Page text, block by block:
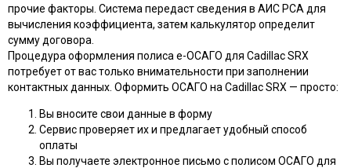
прочие факторы. Система передаст сведения в АИС РСА для
вычисления коэффициента, затем калькулятор определит
сумму договора.
Процедура оформления полиса e-ОСАГО для Cadillac SRX
потребует от вас только внимательности при заполнении
контактных данных. Оформить ОСАГО на Cadillac SRX — просто:
Вы вносите свои данные в форму
Сервис проверяет их и предлагает удобный способ
оплаты
Вы получаете электронное письмо с полисом ОСАГО для